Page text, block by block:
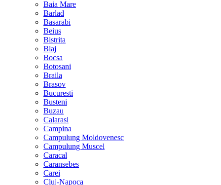
Baia Mare
Barlad
Basarabi
Beius
Bistrita
Blaj
Bocsa
Botosani
Braila
Brasov
Bucuresti
Busteni
Buzau
Calarasi
Campina
Campulung Moldovenesc
Campulung Muscel
Caracal
Caransebes
Carei
Cluj-Napoca